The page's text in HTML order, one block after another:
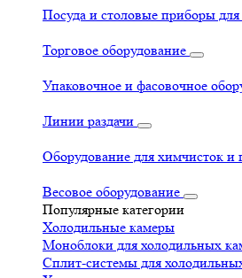
Посуда и столовые приборы для
Торговое оборудование
Упаковочное и фасовочное
Линии раздачи
Оборудование для химчисток и
Весовое оборудование
Популярные категории
Холодильные камеры
Моноблоки для холодильных
Сплит-системы для